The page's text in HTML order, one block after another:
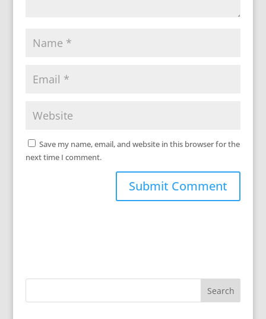
Save my name, email, and website in this browser for the
next time I comment.